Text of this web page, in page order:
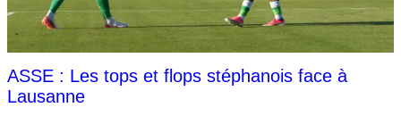
ASSE : Les tops et flops stéphanois face à
Lausanne